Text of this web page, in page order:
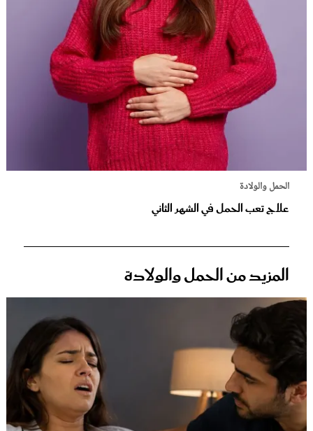
الحمل والولادة
علاج تعب الحمل في الشهر الثاني
المزيد من الحمل والولادة